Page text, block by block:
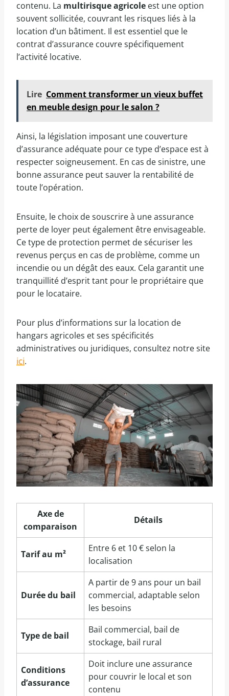
contenu. La multirisque agricole est une option
souvent sollicitée, couvrant les risques liés à la
location d’un bâtiment. Il est essentiel que le
contrat d’assurance couvre spécifiquement
l’activité locative.
Lire Comment transformer un vieux buffet
en meuble design pour le salon ?
Ainsi, la législation imposant une couverture
d’assurance adéquate pour ce type d’espace est à
respecter soigneusement. En cas de sinistre, une
bonne assurance peut sauver la rentabilité de
toute l’opération.
Ensuite, le choix de souscrire à une assurance
perte de loyer peut également être envisageable.
Ce type de protection permet de sécuriser les
revenus perçus en cas de problème, comme un
incendie ou un dégât des eaux. Cela garantit une
tranquillité d’esprit tant pour le propriétaire que
pour le locataire.
Pour plus d’informations sur la location de
hangars agricoles et ses spécificités
administratives ou juridiques, consultez notre site
ici.
Axe de
comparaison
Détails
Tarif au m²
Entre 6 et 10 € selon la
localisation
Durée du bail
A partir de 9 ans pour un bail
commercial, adaptable selon
les besoins
Type de bail
Bail commercial, bail de
stockage, bail rural
Conditions
d’assurance
Doit inclure une assurance
pour couvrir le local et son
contenu